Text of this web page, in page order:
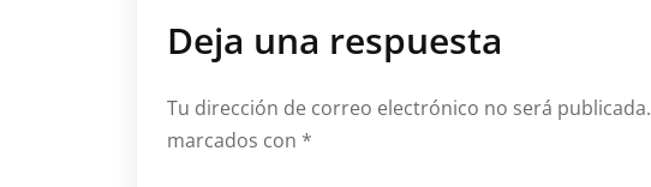
Deja una respuesta
Tu dirección de correo electrónico no será publicada.
marcados con *